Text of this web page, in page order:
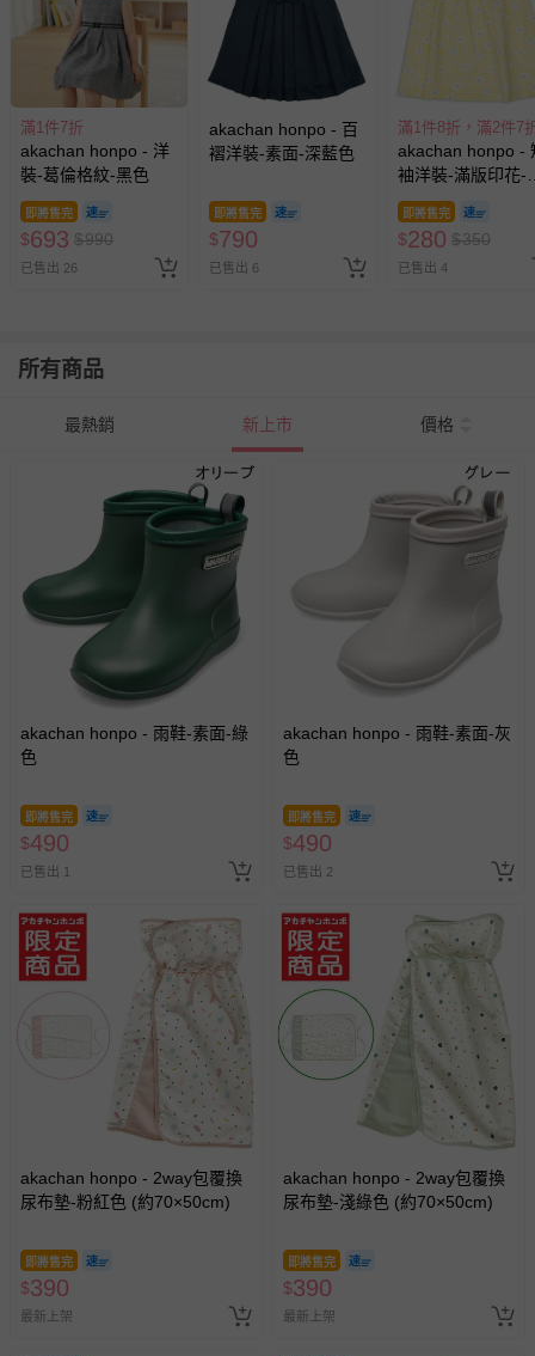
滿1件7折
akachan honpo - 洋
裝-葛倫格紋-黑色
即將售完
$693 $990
已售出 26
akachan honpo - 百
褶洋裝-素面-深藍色
即將售完
$790
已售出 6
滿1件8折，滿2件7
akachan honpo -
袖洋裝-滿版印花-
色
即將售完
$280 $350
已售出 4
所有商品
最熱銷 新上市 價格
akachan honpo - 雨鞋-素面-綠
色
即將售完
$490
已售出 1
akachan honpo - 雨鞋-素面-灰
色
即將售完
$490
已售出 2
akachan honpo - 2way包覆換
尿布墊-粉紅色 (約70×50cm)
即將售完
$390
最新上架
akachan honpo - 2way包覆換
尿布墊-淺綠色 (約70×50cm)
即將售完
$390
最新上架